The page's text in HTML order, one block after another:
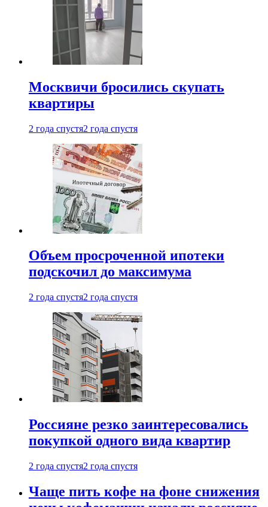
Москвичи бросились скупать
квартиры
2 года спустя2 года спустя
Объем просроченной ипотеки
подскочил до максимума
2 года спустя2 года спустя
Россияне резко заинтересовались
покупкой одного вида квартир
2 года спустя2 года спустя
Чаще пить кофе на фоне снижения